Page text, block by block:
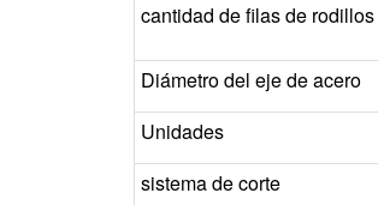
cantidad de filas de rodillos
Diámetro del eje de acero
Unidades
sistema de corte